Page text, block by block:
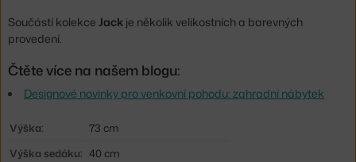
Součástí kolekce Jack je několik velikostních a barevných
provedení.
Čtěte více na našem blogu:
Designové novinky pro venkovní pohodu: zahradní nábytek
Výška:
73 cm
Výška sedáku: 40 cm